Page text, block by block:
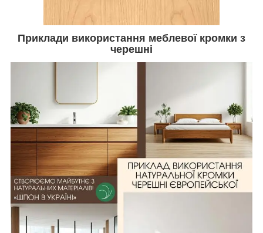
Приклади використання меблевої кромки з
черешні